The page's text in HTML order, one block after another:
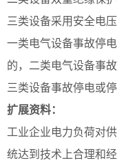
三类设备采用安全电
一类电气设备事故停
的，二类电气设备事
三类设备事故停电或
扩展资料：
工业企业电力负荷对
统达到技术上合理和